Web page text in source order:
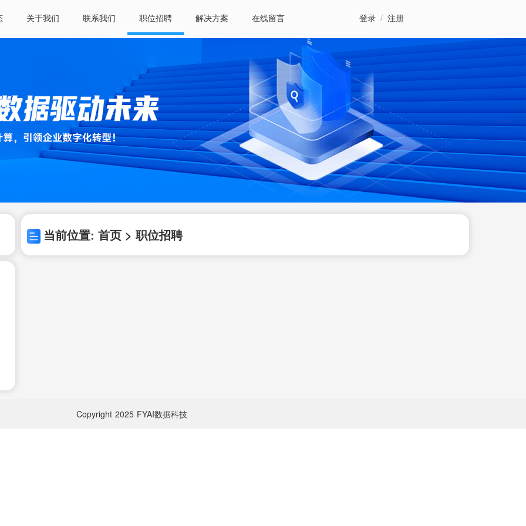
关于我们 联系我们 职位招聘 解决方案 在线留言 登录 / 注册
当前位置: 首页 > 职位招聘
Copyright 2025 FYAI数据科技